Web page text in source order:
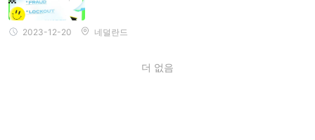
2023-12-20 네덜란드
더 없음